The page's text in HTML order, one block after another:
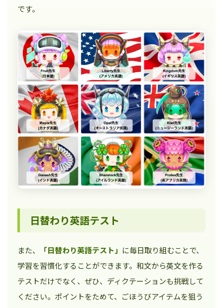
です。
日替わり英語テスト
また、 「日替わり英語テスト」 に毎日取り組むことで、
学習を習慣化することができます。和文から英文を作る
テストだけでなく、ぜひ、ディクテーションも挑戦して
ください。ポイントをためて、ごほうびアイテムを狙う